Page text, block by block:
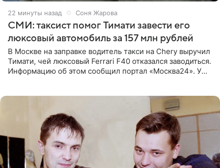
23 минуты назад Соня Жарова
СМИ: таксист помог Тимати завести его
люксовый автомобиль за 157 млн рублей
В Москве на заправке водитель такси на Chery выручил
Тимати, чей люксовый Ferrari F40 отказался заводиться.
Информацию об этом сообщил портал «Москва24». У